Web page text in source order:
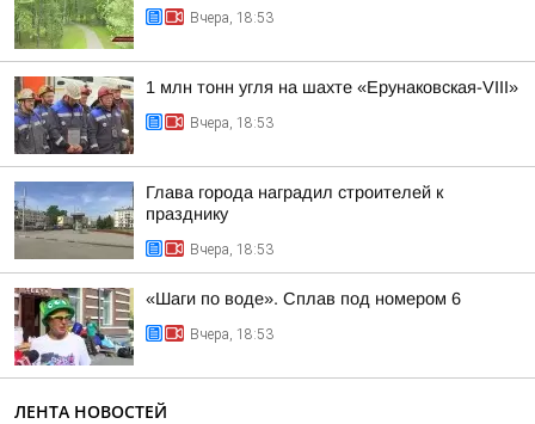
Вчера, 18:53
1 млн тонн угля на шахте «Ерунаковская-VIII»
Вчера, 18:53
Глава города наградил строителей к
празднику
Вчера, 18:53
«Шаги по воде». Сплав под номером 6
Вчера, 18:53
ЛЕНТА НОВОСТЕЙ